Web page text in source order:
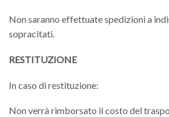
Non saranno effettuate spedizioni a
sopracitati.
RESTITUZIONE
In caso di restituzione:
Non verrà rimborsato il costo del